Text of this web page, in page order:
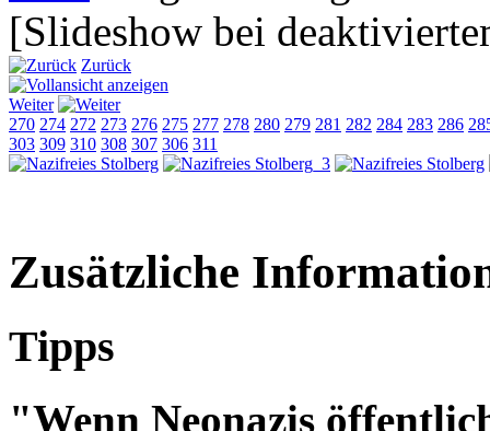
[Slideshow bei
Zurück
Weiter
270 274 272 273 276 275 277 278 280 279 281 282 284 283 286
303 309 310 308 307 306 311
Zusätzliche
Tipps
"Wenn Neonazis